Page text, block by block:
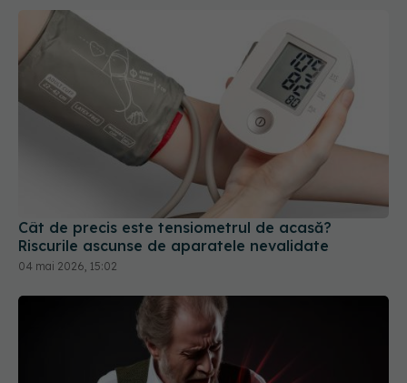
Cât de precis este tensiometrul de acasă?
Riscurile ascunse de aparatele nevalidate
04 mai 2026, 15:02